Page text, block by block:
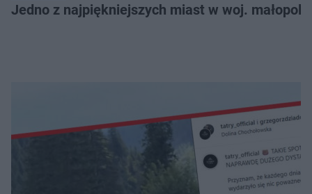
Jedno z najpiękniejszych miast w woj.